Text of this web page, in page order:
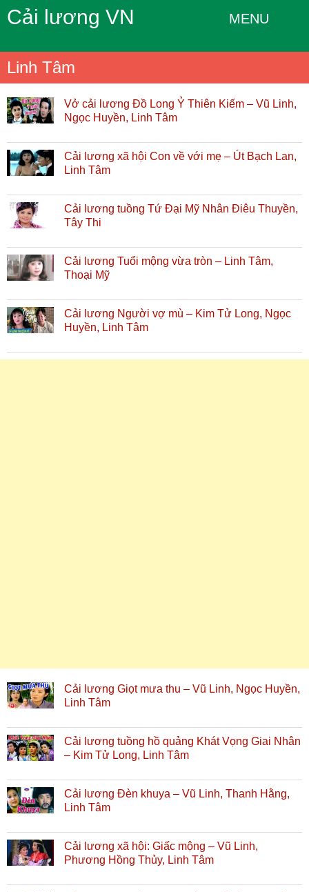
Cải lương VN MENU
Linh Tâm
Vở cải lương Đồ Long Ỷ Thiên Kiếm – Vũ Linh,
Ngọc Huyền, Linh Tâm
Cải lương xã hội Con về với mẹ – Út Bạch Lan,
Linh Tâm
Cải lương tuồng Tứ Đại Mỹ Nhân Điêu Thuyền,
Tây Thi
Cải lương Tuổi mộng vừa tròn – Linh Tâm,
Thoại Mỹ
Cải lương Người vợ mù – Kim Tử Long, Ngọc
Huyền, Linh Tâm
Cải lương Giọt mưa thu – Vũ Linh, Ngọc Huyền,
Linh Tâm
Cải lương tuồng hồ quảng Khát Vọng Giai Nhân
– Kim Tử Long, Linh Tâm
Cải lương Đèn khuya – Vũ Linh, Thanh Hằng,
Linh Tâm
Cải lương xã hội: Giấc mộng – Vũ Linh,
Phương Hồng Thủy, Linh Tâm